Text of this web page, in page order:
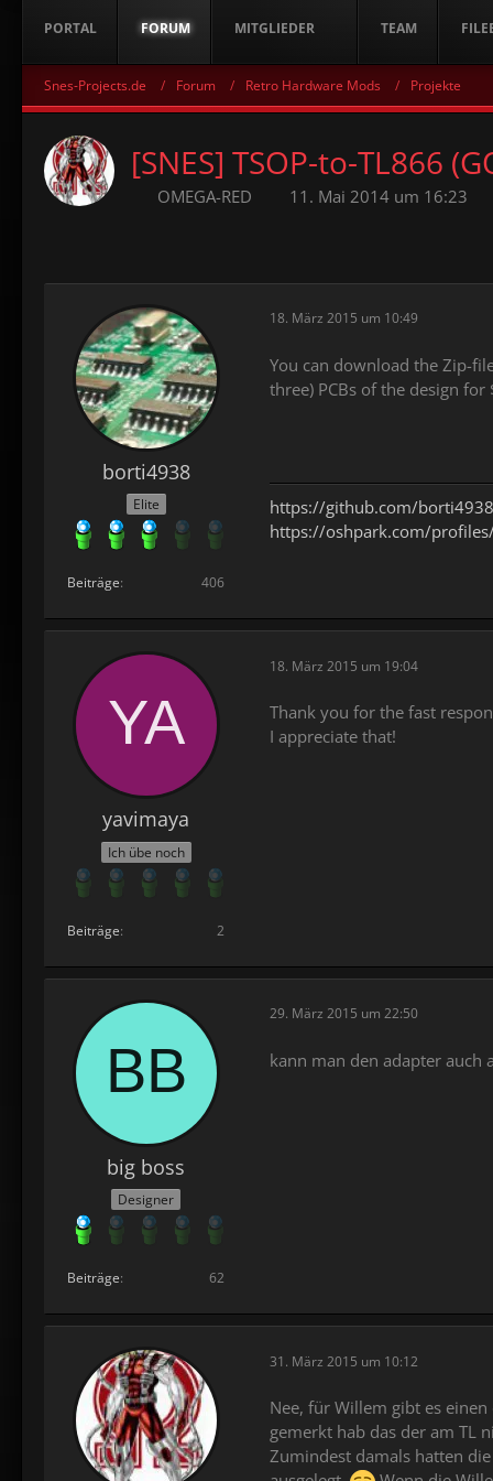
PORTAL FORUM MITGLIEDER TEAM
Snes-Projects.de Forum Retro Hardware Mods Projekte
[SNES] TSOP-to-TL866
OMEGA-RED 11. Mai 2014 um 16:23
borti4938
Elite
Beiträge 406
18. März 2015 um 10:49
You can download the Zip-
three) PCBs of the design
https://github.com/borti4938
https://oshpark.com/
yavimaya
Ich übe noch
Beiträge 2
18. März 2015 um 19:04
Thank you for the fast
I appreciate that!
big boss
Designer
Beiträge 62
29. März 2015 um 22:50
kann man den adapter auch
31. März 2015 um 10:12
Nee, für Willem gibt es
gemerkt hab das der am TL
Zumindest damals hatten